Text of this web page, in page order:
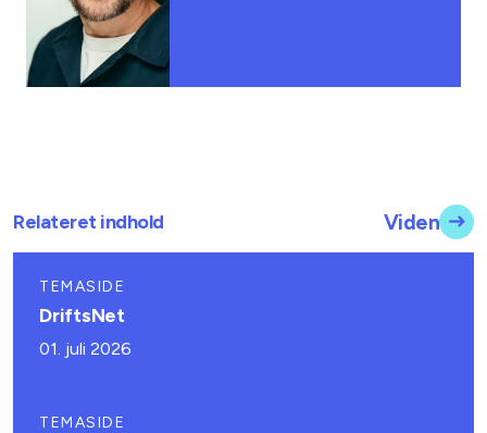
Relateret indhold Viden
TEMASIDE
DriftsNet
01. juli 2026
TEMASIDE